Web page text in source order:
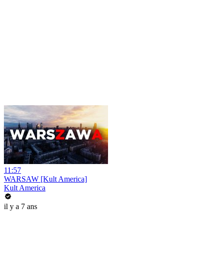
11:57
WARSAW [Kult America]
Kult America
il y a 7 ans